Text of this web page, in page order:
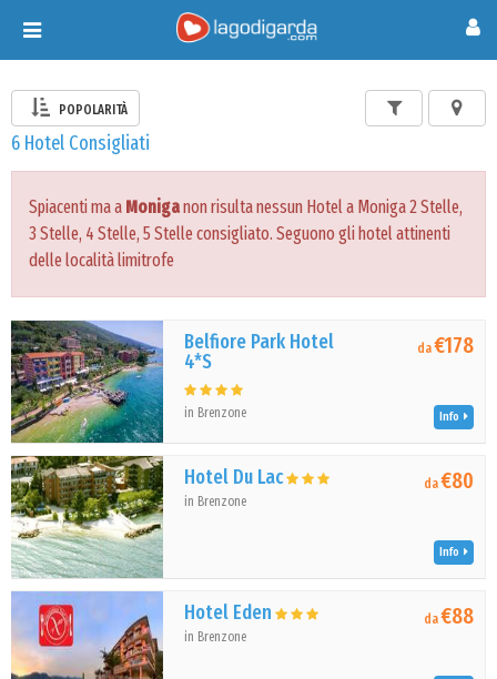
Toggle
navigation
POPOLARITÀ
6 Hotel Consigliati
Spiacenti ma a Moniganon risulta nessun Hotel a Moniga 2 Stelle,
3 Stelle, 4 Stelle, 5 Stelle consigliato. Seguono gli hotel attinenti
delle località limitrofe
Belfiore Park Hotel
4*S
in Brenzone
da€178
Info
Hotel Du Lac
in Brenzone
da€80
Info
Hotel Eden
in Brenzone
da€88